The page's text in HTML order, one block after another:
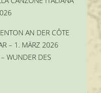
AN DER CÔTE
– 1. MÄRZ 2026
WUNDER DES